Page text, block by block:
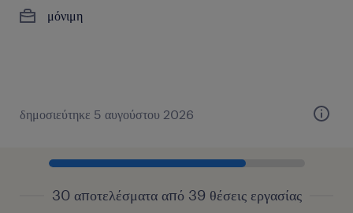
μόνιμη
δημοσιεύτηκε 5 αυγούστου 2026
30 αποτελέσματα από 39 θέσεις εργασίας